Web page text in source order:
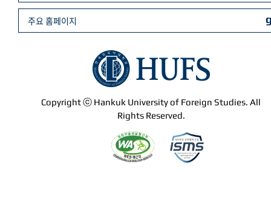
Copyright ⓒ Hankuk University of Foreign Studies. All
Rights Reserved.
주요 홈페이지